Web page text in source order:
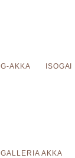
G-AKKA ISOGAI
GALLERIA AKKA